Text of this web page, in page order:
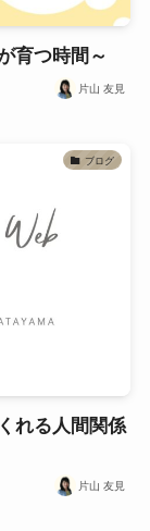
育つ時間～
片山 友見
ブログ
れる人間関係
片山 友見